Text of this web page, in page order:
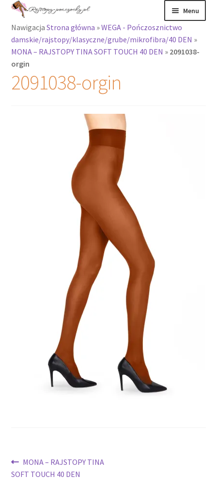
Przejdź
nawigacji
Przejdź
treści
Menu
Rajstopy
Rozwiń
menu
potomne
Rajstopy Orirose
Pończochy i
Rozwiń
potomne
Nawigacja Strona główna »WEGA - Pończosznictwo
damskie/rajstopy/klasyczne/grube/mikrofibra/40 DEN »
MONA – RAJSTOPY TINA SOFT TOUCH 40 DEN » 2091038-
orgin
2091038-orgin
Nawigacja
wpisu
Poprzedni
wpis:
MONA – RAJSTOPY TINA
SOFT TOUCH 40 DEN